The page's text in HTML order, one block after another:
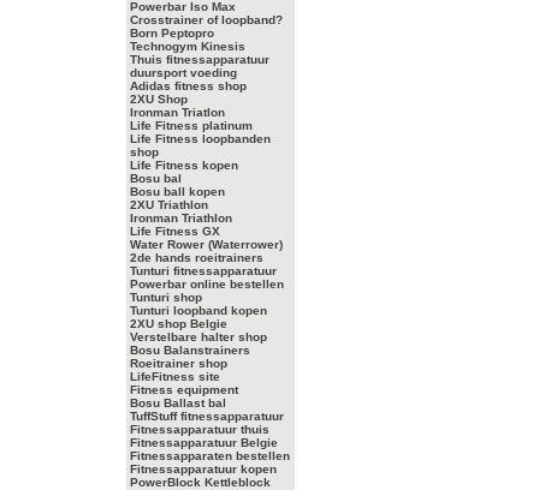
Powerbar Iso Max
Crosstrainer of loopband?
Born Peptopro
Technogym Kinesis
Thuis fitnessapparatuur
duursport voeding
Adidas fitness shop
2XU Shop
Ironman Triatlon
Life Fitness platinum
Life Fitness loopbanden
shop
Life Fitness kopen
Bosu bal
Bosu ball kopen
2XU Triathlon
Ironman Triathlon
Life Fitness GX
Water Rower (Waterrower)
2de hands roeitrainers
Tunturi fitnessapparatuur
Powerbar online bestellen
Tunturi shop
Tunturi loopband kopen
2XU shop Belgie
Verstelbare halter shop
Bosu Balanstrainers
Roeitrainer shop
LifeFitness site
Fitness equipment
Bosu Ballast bal
TuffStuff fitnessapparatuur
Fitnessapparatuur thuis
Fitnessapparatuur Belgie
Fitnessapparaten bestellen
Fitnessapparatuur kopen
PowerBlock Kettleblock